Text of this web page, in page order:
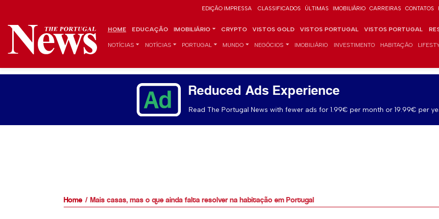
EDIÇÃO IMPRESSA CLASSIFICADOS ÚLTIMAS IMOBILIÁRIO CARREIRAS CONTATOS
HOME EDUCAÇÃO IMOBILIÁRIO CRYPTO VISTOS GOLD VISTOS PORTUGAL VISTOS PORTUGAL
NOTÍCIAS NOTÍCIAS PORTUGAL MUNDO NEGÓCIOS IMOBILIÁRIO INVESTIMENTO HABITAÇÃO
Reduced Ads Experience
Read The Portugal News with fewer ads for 1.99€ per month or 19.99€ per
Home Mais casas, mas o que ainda falta resolver na habitação em Portugal